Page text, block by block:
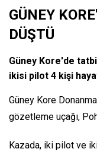
GÜNEY
DÜŞTÜ
Güney Kore'de
ikisi pilot 4 kişi
Güney Kore
gözetleme uçağı,
Kazada, iki pilot ve